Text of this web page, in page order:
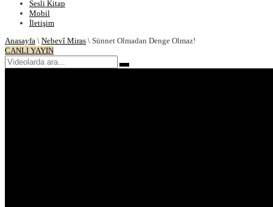
Sesli Kitap
Mobil
İletişim
Anasayfa \ Nebevî Miras \ Sünnet Olmadan Denge Olmaz!
CANLI YAYIN